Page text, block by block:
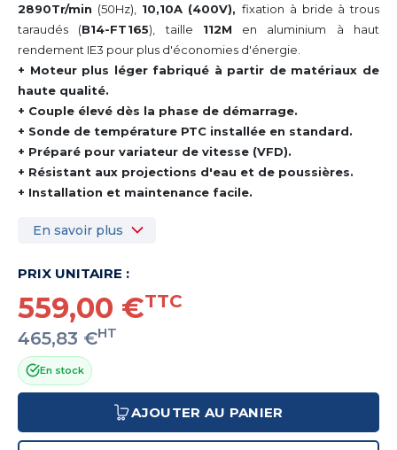
2890Tr/min (50Hz), 10,10A (400V), fixation à bride à trous
taraudés (B14-FT165), taille 112M en aluminium à haut
rendement IE3 pour plus d'économies d'énergie.
+ Moteur plus léger fabriqué à partir de matériaux de
haute qualité.
+ Couple élevé dès la phase de démarrage.
+ Sonde de température PTC installée en standard.
+ Préparé pour variateur de vitesse (VFD).
+ Résistant aux projections d'eau et de poussières.
+ Installation et maintenance facile.
En savoir plus
PRIX UNITAIRE :
559,00 €TTC
465,83 €HT
En stock
AJOUTER AU PANIER